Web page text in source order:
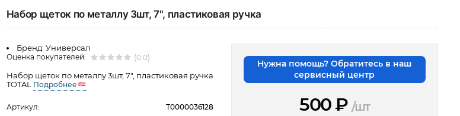
Набор щеток по металлу 3шт, 7", пластиковая ручка
Бренд: Универсал
Оценка покупателей: (0.0)
Набор щеток по металлу 3шт, 7", пластиковая ручка
TOTAL Подробнее
Артикул: Т0000036128
Нужна помощь? Обратитесь в наш
сервисный центр
500₽ /шт